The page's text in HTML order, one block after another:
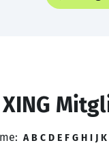
A B C D E F G H I J K